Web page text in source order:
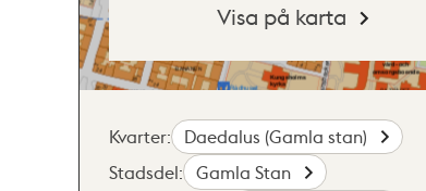
Visa på karta
Kvarter:
Daedalus (Gamla stan)
Stadsdel:
Gamla Stan